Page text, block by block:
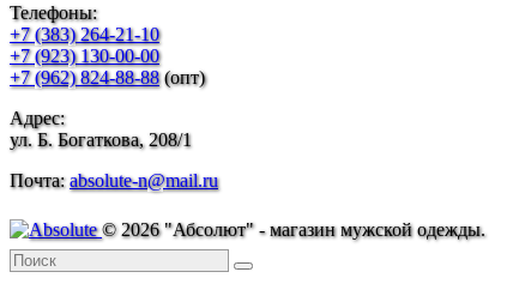
Телефоны:
+7 (383) 264-21-10
+7 (923) 130-00-00
+7 (962) 824-88-88(опт)
Адрес:
ул. Б. Богаткова, 208/1
Почта:absolute-n@mail.ru
© 2026 "Абсолют" - магазин мужской одежды.